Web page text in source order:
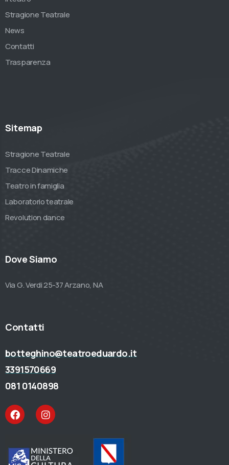
Stragione Teatrale
News
Contatti
Trasparenza
Sitemap
Stragione Teatrale
Tracce Dinamiche
Teatro in famiglia
Laboratorio teatrale
Revolution dance
Dove Siamo
Via G. Verdi 25-37 Arzano, NA
Contatti
botteghino@teatroeduardo.it
3391570669
081 0140898